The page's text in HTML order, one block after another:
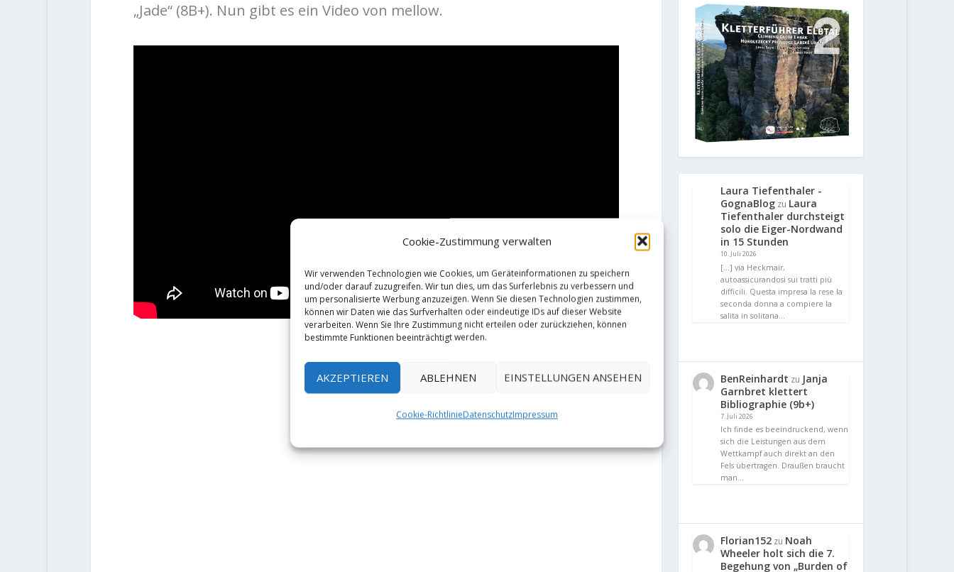
Cookie-Zustimmung verwalten
Wir verwenden Technologien wie Cookies, um Geräteinformationen zu speichern
und/oder darauf zuzugreifen. Wir tun dies, um das Surferlebnis zu verbessern und
um personalisierte Werbung anzuzeigen. Wenn Sie diesen Technologien zustimmen,
können wir Daten wie das Surfverhalten oder eindeutige IDs auf dieser Website
verarbeiten. Wenn Sie Ihre Zustimmung nicht erteilen oder zurückziehen, können
bestimmte Funktionen beeinträchtigt werden.
AKZEPTIEREN ABLEHNEN EINSTELLUNGEN ANSEHEN
Cookie-RichtlinieDatenschutzImpressum
„Jade“ (8B+). Nun gibt es ein Video von mellow.
Laura Tiefenthaler -
GognaBlog zu Laura
Tiefenthaler durchsteigt
solo die Eiger-Nordwand
in 15 Stunden
10. Juli 2026
[…] via Heckmair,
autoassicurandosi sui tratti più
difficili. Questa impresa la rese la
seconda donna a compiere la
salita in solitaria…
BenReinhardt zu Janja
Garnbret klettert
Bibliographie (9b+)
7. Juli 2026
Ich finde es beeindruckend, wenn
sich die Leistungen aus dem
Wettkampf auch direkt an den
Fels übertragen. Draußen braucht
man…
Florian152 zu Noah
Wheeler holt sich die 7.
Begehung von „Burden of